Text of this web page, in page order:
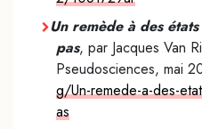
Un remède à des
pas, par Jacques Van
Pseudosciences, mai
g/Un-remede-a-des-
as